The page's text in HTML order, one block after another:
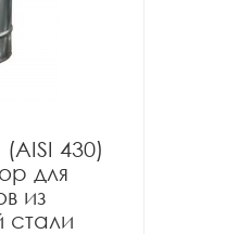
430)
для
из
стали